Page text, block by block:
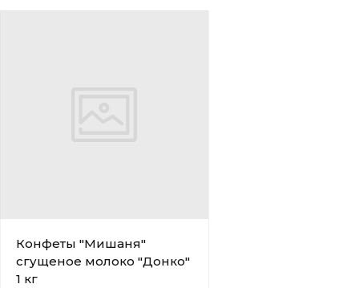
Конфеты "Мишаня"
сгущеное молоко "Донко"
1 кг